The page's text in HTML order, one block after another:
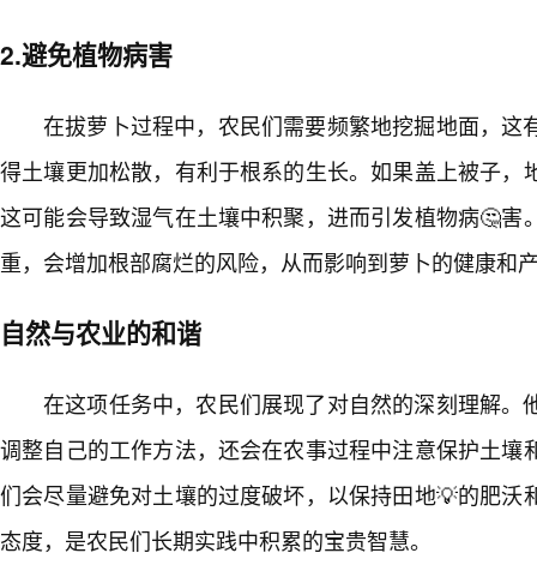
2.避免植物病害
在拔萝卜过程中，农民们需要频繁地挖掘地面，这
得土壤更加松散，有利于根系的生长。如果盖上被子，
这可能会导致湿气在土壤中积聚，进而引发植物病🤔害
重，会增加根部腐烂的风险，从而影响到萝卜的健康和
自然与农业的和谐
在这项任务中，农民们展现了对自然的深刻理解。
调整自己的工作方法，还会在农事过程中注意保护土壤
们会尽量避免对土壤的过度破坏，以保持田地💡的肥沃
态度，是农民们长期实践中积累的宝贵智慧。